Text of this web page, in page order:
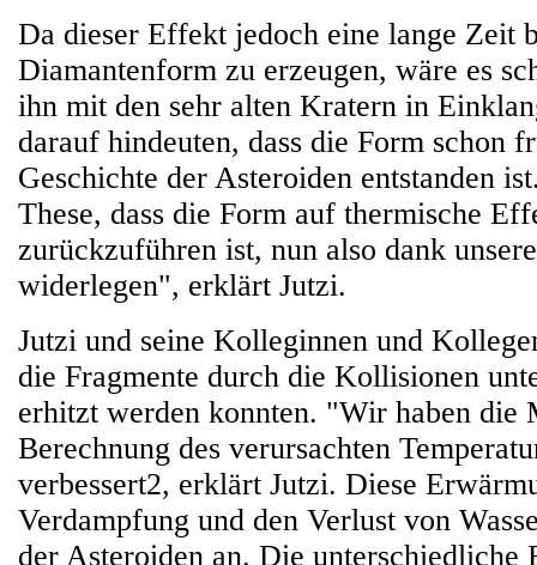
Da dieser Effekt jedoch eine lange Zeit
Diamantenform zu erzeugen, wäre es
ihn mit den sehr alten Kratern in
darauf hindeuten, dass die Form schon
Geschichte der Asteroiden entstanden
These, dass die Form auf thermische
zurückzuführen ist, nun also dank
widerlegen", erklärt Jutzi.
Jutzi und seine Kolleginnen und
die Fragmente durch die Kollisionen
erhitzt werden konnten. "Wir haben die
Berechnung des verursachten
verbessert2, erklärt Jutzi. Diese
Verdampfung und den Verlust von
der Asteroiden an. Die unterschiedliche